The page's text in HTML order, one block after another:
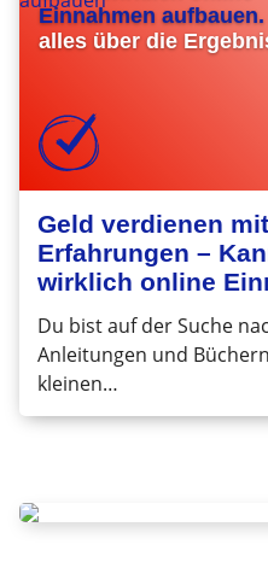
Einnahmen aufbauen.
alles über die
Geld verdienen
Erfahrungen –
wirklich online
Du bist auf der Suche
Anleitungen und
kleinen…